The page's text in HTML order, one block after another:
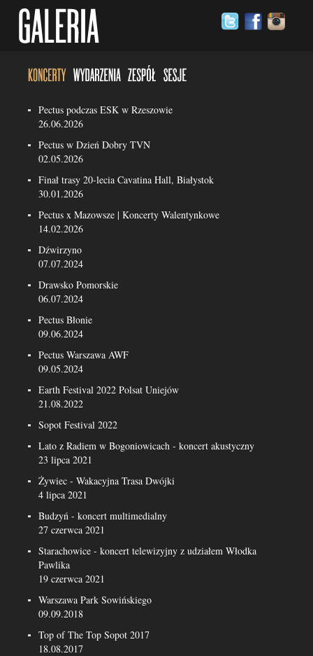
Pectus podczas ESK w Rzeszowie
26.06.2026
Pectus w Dzień Dobry TVN
02.05.2026
Finał trasy 20-lecia Cavatina Hall, Białystok
30.01.2026
Pectus x Mazowsze | Koncerty Walentynkowe
14.02.2026
Dźwirzyno
07.07.2024
Drawsko Pomorskie
06.07.2024
Pectus Błonie
09.06.2024
Pectus Warszawa AWF
09.05.2024
Earth Festival 2022 Polsat Uniejów
21.08.2022
Sopot Festival 2022
Lato z Radiem w Bogoniowicach - koncert akustyczny
23 lipca 2021
Żywiec - Wakacyjna Trasa Dwójki
4 lipca 2021
Budzyń - koncert multimedialny
27 czerwca 2021
Starachowice - koncert telewizyjny z udziałem Włodka
Pawlika
19 czerwca 2021
Warszawa Park Sowińskiego
09.09.2018
Top of The Top Sopot 2017
18.08.2017